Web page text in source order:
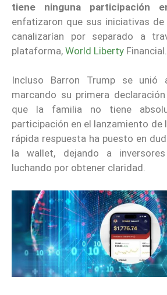
tiene ninguna participación
enfatizaron que sus iniciativas
canalizarían por separado a
plataforma, World Liberty Financial.
Incluso Barron Trump se unió
marcando su primera
que la familia no tiene
participación en el lanzamiento de
rápida respuesta ha puesto en
la wallet, dejando a
luchando por obtener claridad.